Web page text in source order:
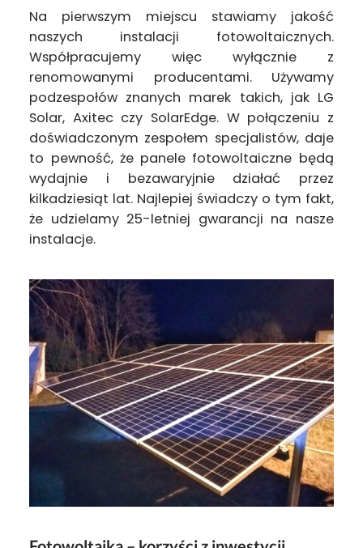
Na pierwszym miejscu stawiamy jakość
naszych instalacji fotowoltaicznych.
Współpracujemy więc wyłącznie z
renomowanymi producentami. Używamy
podzespołów znanych marek takich, jak LG
Solar, Axitec czy SolarEdge. W połączeniu z
doświadczonym zespołem specjalistów, daje
to pewność, że panele fotowoltaiczne będą
wydajnie i bezawaryjnie działać przez
kilkadziesiąt lat. Najlepiej świadczy o tym fakt,
że udzielamy 25-letniej gwarancji na nasze
instalacje.